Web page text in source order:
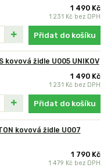
1 490 Kč
1 231 Kč bez DPH
Přidat do košíku
židle U005 UNIKOV
1 490 Kč
1 231 Kč bez DPH
Přidat do košíku
kovová židle U007
1 790 Kč
1 479 Kč bez DPH